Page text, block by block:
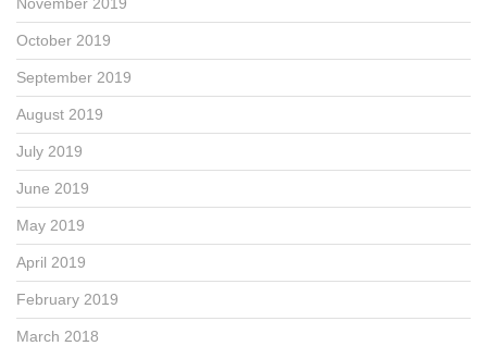
October 2019
September 2019
August 2019
July 2019
June 2019
May 2019
April 2019
February 2019
March 2018